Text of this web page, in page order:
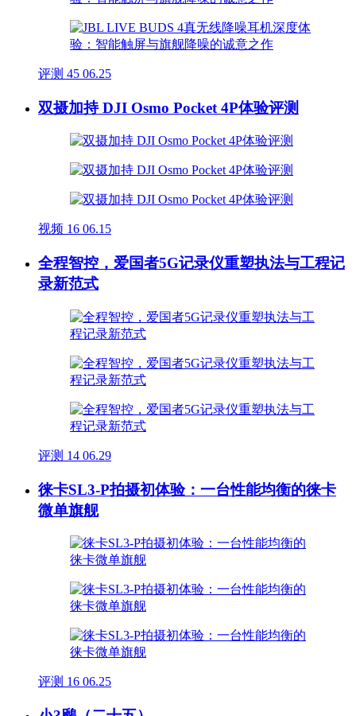
评测 45 06.25
双摄加持 DJI Osmo Pocket 4P体验评测
视频 16 06.15
全程智控，爱国者5G记录仪重塑执法与工程记
录新范式
评测 14 06.29
徕卡SL3-P拍摄初体验：一台性能均衡的徕卡
微单旗舰
评测 16 06.25